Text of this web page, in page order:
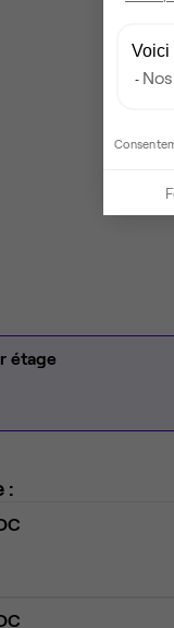
étage
:
Voici